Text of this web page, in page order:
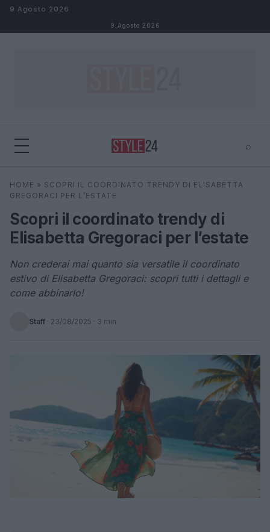
Salta al contenuto
9 Agosto 2026
9 Agosto 2026
⌕
Cerca ⌕
HOME » SCOPRI IL COORDINATO TRENDY DI ELISABETTA
GREGORACI PER L’ESTATE
Scopri il coordinato trendy di
Elisabetta Gregoraci per l’estate
Non crederai mai quanto sia versatile il coordinato
estivo di Elisabetta Gregoraci: scopri tutti i dettagli e
come abbinarlo!
Staff · 23/08/2025 · 3 min